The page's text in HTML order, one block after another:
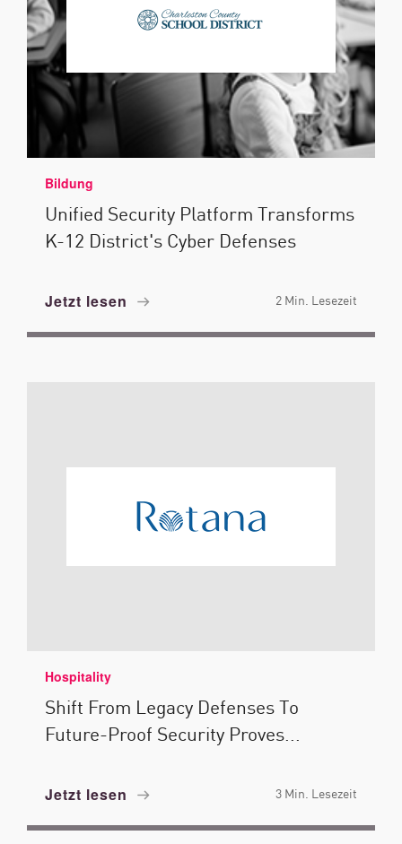
Bildung
Unified Security Platform Transforms
K-12 District's Cyber Defenses
Jetzt lesen 2 Min. Lesezeit
Hospitality
Shift From Legacy Defenses To
Future-Proof Security Proves...
Jetzt lesen 3 Min. Lesezeit